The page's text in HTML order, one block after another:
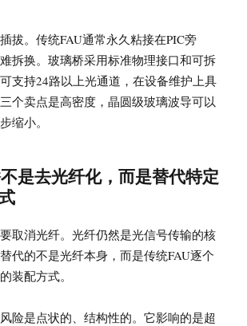
拔。传统FAU通常永久粘接在PIC旁
拆换。玻璃桥采用标准物理接口和可拆
支持24路以上光通道，在设备维护上具
个卖点是高密度，晶圆级玻璃波导可以
缩小。
是去光纤化，而是替代特定
取消光纤。光纤仍然是光信号传输的核
代的不是光纤本身，而是传统FAU逐个
装配方式。
险是点状的、结构性的。它影响的是超